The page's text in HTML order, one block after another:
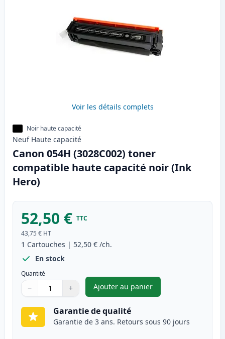
Voir les détails complets
Noir haute capacité
Neuf Haute capacité
Canon 054H (3028C002) toner
compatible haute capacité noir (Ink
Hero)
52,50 € TTC
43,75 € HT
1 Cartouches | 52,50 € /ch.
En stock
Quantité
Quantité
Utilisez les boutons pour ajuster
− +
Quantité
Ajouter au panier
,Canon 054H (3028C002)
Garantie de qualité
Garantie de 3 ans. Retours sous 90 jours